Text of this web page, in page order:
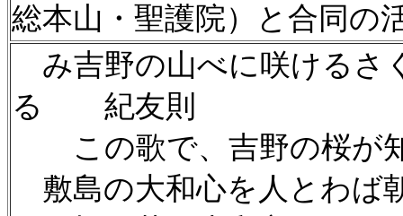
総本山・聖護院）と合同の
み吉野の山べに咲けるさ
る 紀友則
この歌で、吉野の桜が
敷島の大和心を人とわ